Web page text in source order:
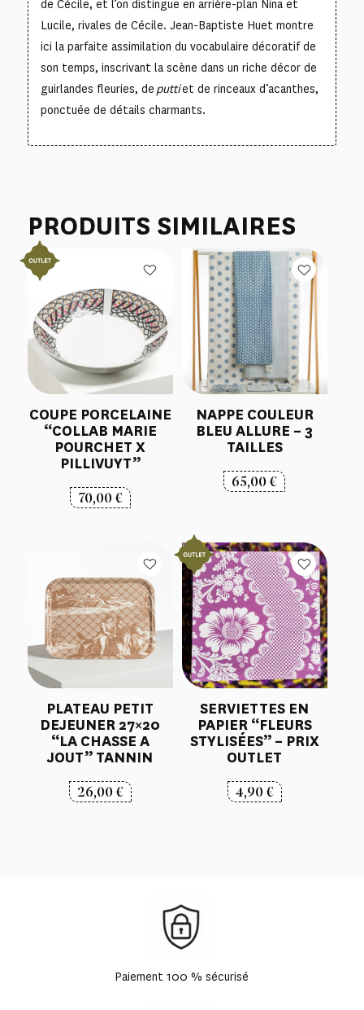
de Cécile, et l’on distingue en arrière-plan Nina et
Lucile, rivales de Cécile. Jean-Baptiste Huet montre
ici la parfaite assimilation du vocabulaire décoratif de
son temps, inscrivant la scène dans un riche décor de
guirlandes fleuries, de puttiet de rinceaux d’acanthes,
ponctuée de détails charmants.
PRODUITS SIMILAIRES
COUPE PORCELAINE
“COLLAB MARIE
POURCHET X
PILLIVUYT”
70,00€
NAPPE COULEUR
BLEU ALLURE – 3
TAILLES
65,00€
PLATEAU PETIT
DEJEUNER 27×20
“LA CHASSE A
JOUT” TANNIN
26,00€
SERVIETTES EN
PAPIER “FLEURS
STYLISÉES” – PRIX
OUTLET
4,90€
Paiement 100 % sécurisé